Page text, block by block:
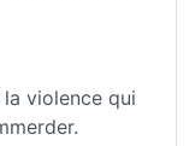
violence qui